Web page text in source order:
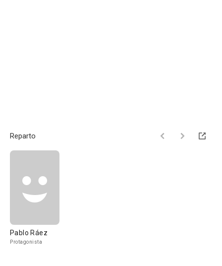
Reparto
Pablo Ráez
Protagonista